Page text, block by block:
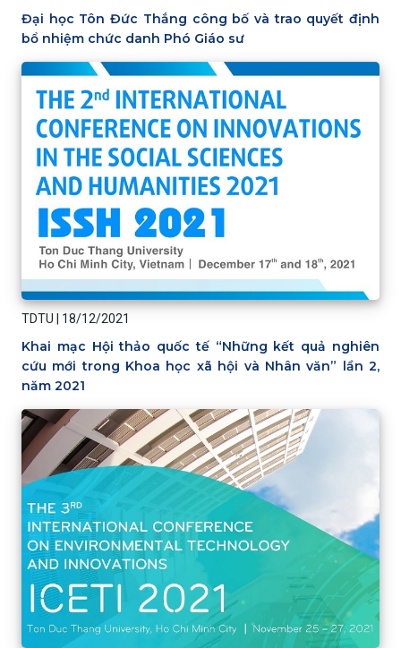
Đại học Tôn Đức Thắng công bố và trao quyết định
bổ nhiệm chức danh Phó Giáo sư
TDTU 18/12/2021
Khai mạc Hội thảo quốc tế “Những kết quả nghiên
cứu mới trong Khoa học xã hội và Nhân văn” lần 2,
năm 2021